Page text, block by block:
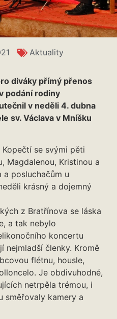
Aktuality
diváky přímý přenos
podání rodiny
v neděli 4. dubna
sv. Václava v Mníšku
Kopečtí se svými pěti
Magdalenou, Kristinou a
posluchačům u
krásný a dojemný
z Bratřínova se láska
a tak nebylo
koncertu
nejmladší členky. Kromě
flétnu, housle,
Je obdivuhodné,
netrpěla trémou, i
směřovaly kamery a